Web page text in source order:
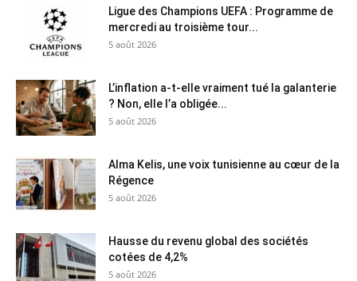
Ligue des Champions UEFA : Programme de
mercredi au troisième tour...
5 août 2026
L’inflation a-t-elle vraiment tué la galanterie
? Non, elle l’a obligée...
5 août 2026
Alma Kelis, une voix tunisienne au cœur de la
Régence
5 août 2026
Hausse du revenu global des sociétés
cotées de 4,2%
5 août 2026